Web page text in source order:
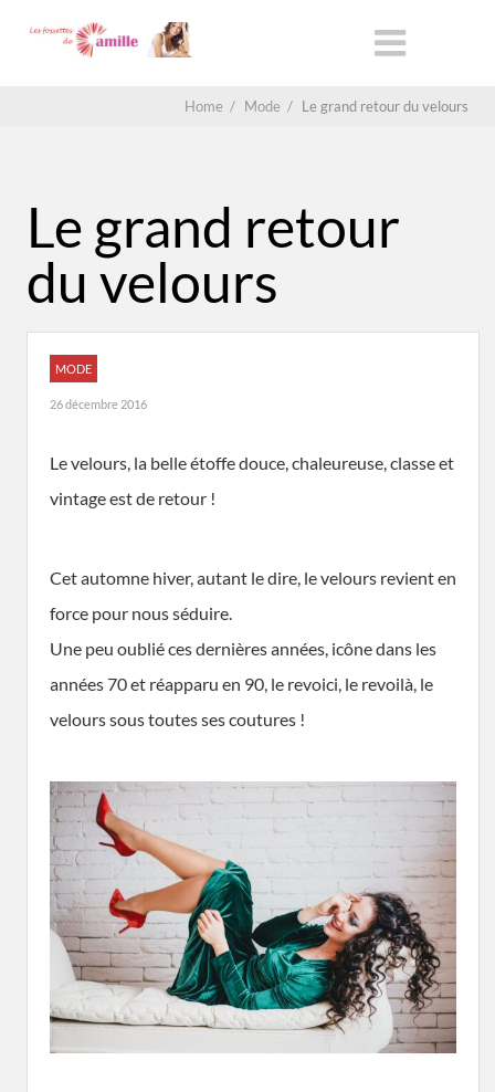
Home / Mode / Le grand retour du velours
Le grand retour
du velours
MODE
26 décembre 2016
Le velours, la belle étoffe douce, chaleureuse, classe et
vintage est de retour !
Cet automne hiver, autant le dire, le velours revient en
force pour nous séduire.
Une peu oublié ces dernières années, icône dans les
années 70 et réapparu en 90, le revoici, le revoilà, le
velours sous toutes ses coutures !